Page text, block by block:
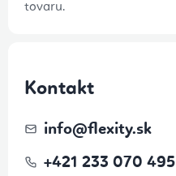
tovaru.
Kontakt
info@flexity.sk
+421 233 070 495